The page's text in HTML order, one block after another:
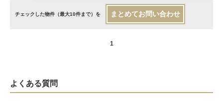
チェックした物件（最大10件まで）を まとめてお問い合わせ
1
よくある質問